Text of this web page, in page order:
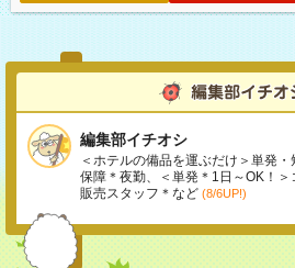
編集部イチオシ
＜ホテルの備品を運ぶだけ＞単発
保障＊夜勤、＜単発＊1日～OK！
販売スタッフ＊など (8/6UP!)